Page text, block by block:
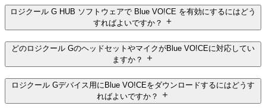
ロジクール G HUB ソフトウェアで Blue VO!CE を有効にするにはどう
すればよいですか？
どのロジクール GのヘッドセットやマイクがBlue VO!CEに対応してい
ますか？
ロジクール Gデバイス用にBlue VO!CEをダウンロードするにはどうす
ればよいですか？